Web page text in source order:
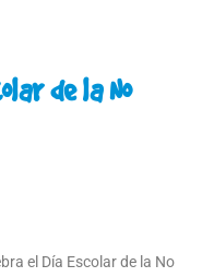
de la No
el Día Escolar de la No